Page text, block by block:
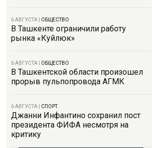
6 АВГУСТА ОБЩЕСТВО
В Ташкенте ограничили работу
рынка «Куйлюк»
6 АВГУСТА ОБЩЕСТВО
В Ташкентской области произошел
прорыв пульпопровода АГМК
6 АВГУСТА СПОРТ
Джанни Инфантино сохранил пост
президента ФИФА несмотря на
критику